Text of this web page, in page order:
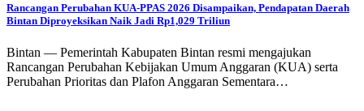
Rancangan Perubahan KUA-PPAS 2026 Disampaikan, Pendapatan Daerah
Bintan Diproyeksikan Naik Jadi Rp1,029 Triliun
Bintan — Pemerintah Kabupaten Bintan resmi mengajukan
Rancangan Perubahan Kebijakan Umum Anggaran (KUA) serta
Perubahan Prioritas dan Plafon Anggaran Sementara…